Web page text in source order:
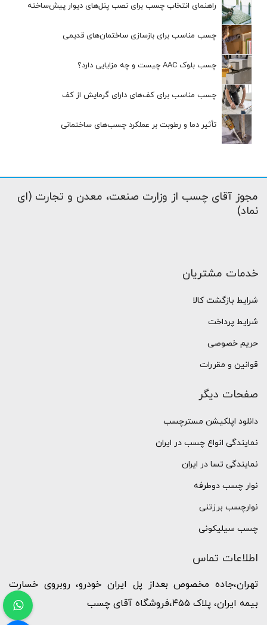
راهنمای انتخاب چسب برای نصب پنل‌های دیوار پیش‌ساخته
چسب مناسب برای بازسازی ساختمان‌های قدیمی
چسب بلوک AAC چیست و چه مزایایی دارد؟
چسب مناسب برای کف‌های دارای گرمایش از کف
تأثیر دما و رطوبت بر عملکرد چسب‌های ساختمانی
مجوز آقای چسب از وزارت صنعت، معدن و تجارت (ای
نماد)
خدمات مشتریان
شرایط بازگشت کالا
شرایط پرداخت
حریم خصوصی
قوانین و مقررات
صفحات دیگر
دانلود اپلکیشن مسترچسب
نمایندگی انواع چسب در ایران
نمایندگی تسا در ایران
نوار چسب دوطرفه
نوارچسب برزتنی
چسب سیلیکونی
اطلاعات تماس
تهران،جاده مخصوص بعداز پل ایران خودرو، روبروی خسارت
بیمه ایران، پلاک ۴۵۵،فروشگاه آقای چسب